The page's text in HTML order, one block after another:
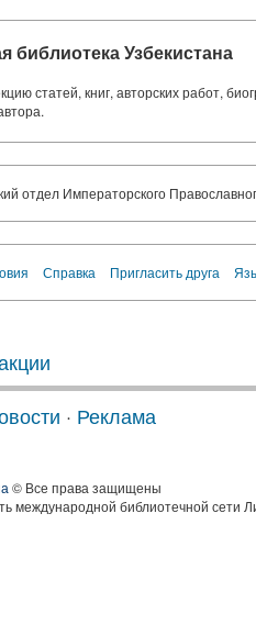
библиотека Узбекистана
статей, книг, авторских работ,
отдел Императорского
Справка Пригласить друга
· Реклама
© Все права защищены
международной библиотечной сети